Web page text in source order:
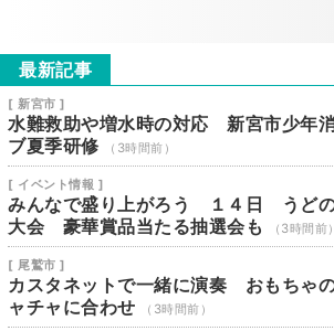
最新記事
[ 新宮市 ]
水難救助や増水時の対応 新宮市少年
ブ夏季研修
（3時間前）
[ イベント情報 ]
みんなで盛り上がろう １４日 うどの
大会 豪華賞品当たる抽選会も
（3時間前）
[ 尾鷲市 ]
カスタネットで一緒に演奏 おもちゃ
ャチャに合わせ
（3時間前）